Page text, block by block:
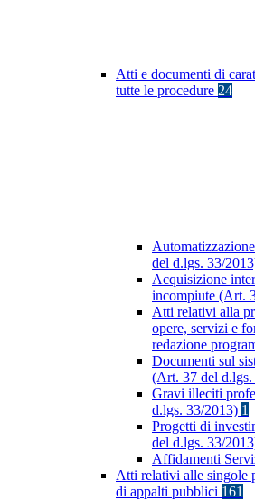
Atti e documenti di
tutte le procedure 24
del d.lgs. 33/
Acquisizione
incompiute (Art.
Atti relativi alla
opere, servizi e
redazione
Documenti sul
(Art. 37 del
Gravi illeciti
d.lgs. 33/2013) 1
Progetti di
del d.lgs. 33/
Affidamenti
Atti relativi alle singole
di appalti pubblici 161